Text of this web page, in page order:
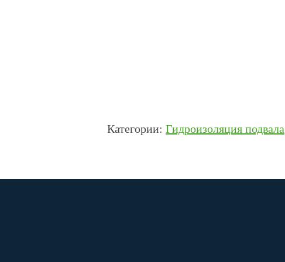
Категории: Гидроизоляция подвала